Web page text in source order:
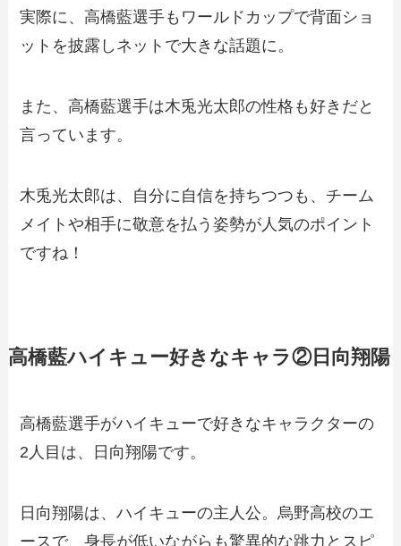
実際に、高橋藍選手もワールドカップで背面ショ
ットを披露しネットで大きな話題に。
また、高橋藍選手は木兎光太郎の性格も好きだと
言っています。
木兎光太郎は、自分に自信を持ちつつも、チーム
メイトや相手に敬意を払う姿勢が人気のポイント
ですね！
高橋藍ハイキュー好きなキャラ②日向翔陽
高橋藍選手がハイキューで好きなキャラクターの
2人目は、
日向翔陽です。
日向翔陽は、ハイキューの主人公。烏野高校のエ
ースで、身長が低いながらも驚異的な跳力とスピ